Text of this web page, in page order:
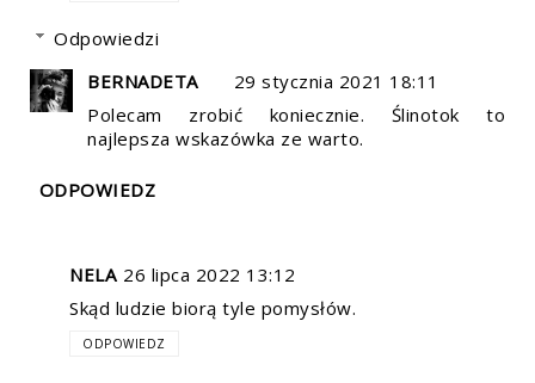
Odpowiedzi
BERNADETA
29 stycznia 2021 18:11
Polecam zrobić koniecznie. Ślinotok to
najlepsza wskazówka ze warto.
ODPOWIEDZ
NELA 26 lipca 2022 13:12
Skąd ludzie biorą tyle pomysłów.
ODPOWIEDZ